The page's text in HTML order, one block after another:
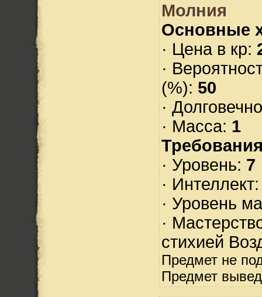
Молния
Основные
· Цена в кр:
·
(%): 50
·
· Масса: 1
· Уровень: 7
·
· Уровень
·
стихией
Предмет не
Предмет